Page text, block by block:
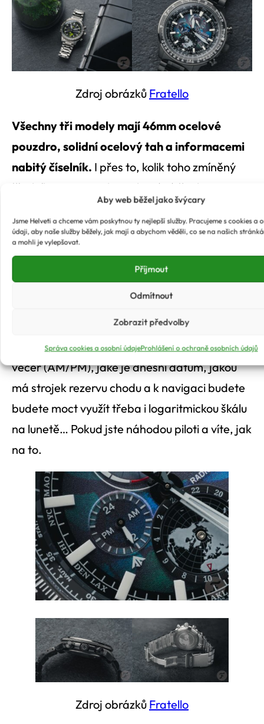
Aby web běžel jako švýcary
Jsme Helveti a chceme vám poskytnou ty nejlepší služby. Pracujeme s cookies a
údaji, aby naše služby běžely, jak mají a abychom věděli, co se na našich
a mohli je vylepšovat.
Příjmout
Odmítnout
Zobrazit předvolby
Správa cookies a osobní údajeProhlášení o ochraně osobních údajů
Zdroj obrázků Fratello
Všechny tři modely mají 46mm ocelové
pouzdro, solidní ocelový tah a informacemi
nabitý číselník. I přes to, kolik toho zmíněný
číselník pojme, si ale zachovává čitelnost a
pěkně se na něj kouká (a není právě to důvod,
proč si většinu hodinek pořizujeme?).
Co všechno vám hodinky poví?
času se přitom hodinky postarají víceméně
samy), vám například řeknou, zda je ráno či
večer (AM/PM), jaké je dnešní datum, jakou
má strojek rezervu chodu a k navigaci budete
budete moct využít třeba i logaritmickou škálu
na lunetě… Pokud jste náhodou piloti a víte, jak
na to.
Zdroj obrázků Fratello